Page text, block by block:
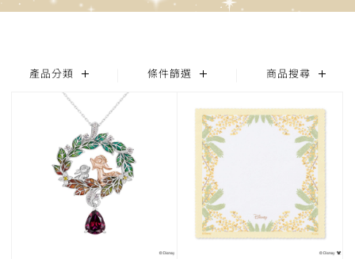
產品分類 條件篩選 商品搜尋